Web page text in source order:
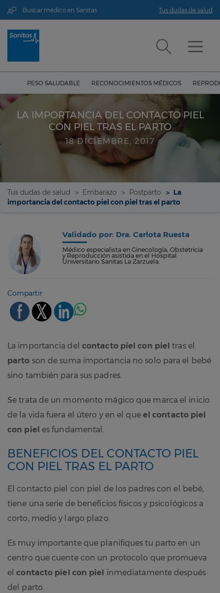
Buscar médico en Sanitas Tus dudas de salud
PESO SALUDABLE RECONOCIMIENTOS MÉDICOS
LA IMPORTANCIA DEL CONTACTO PIEL
CON PIEL TRAS EL PARTO
18 DICIEMBRE, 2017
Tus dudas de salud Embarazo Postparto
La
importancia del contacto piel con piel tras el parto
Validado por: Dra. Carlota Ruesta
Médico especialista en Ginecología, Obstetricia
y Reproducción asistida en el Hospital
Universitario Sanitas La Zarzuela.
Compartir
La importancia del contacto piel con piel tras el
parto son de suma importancia no solo para el bebé
sino también para sus padres.
Se trata de un momento mágico que marca el inicio
de la vida fuera el útero y en el que el contacto piel
con piel es fundamental.
BENEFICIOS DEL CONTACTO PIEL
CON PIEL TRAS EL PARTO
El contacto piel con piel de los padres con el bebé,
tiene una serie de beneficios físicos y psicológicos a
corto, medio y largo plazo.
Es muy importante que planifiques tu parto en un
centro que cuente con un protocolo que promueva
elcontacto piel con piel
inmediatamente después
del parto.